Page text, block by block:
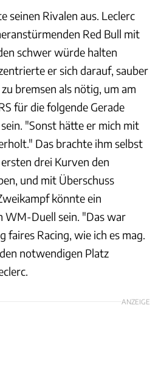
seinen Rivalen aus. Leclerc
Red Bull mit
schwer würde halten
er sich darauf, sauber
bremsen als nötig, um am
für die folgende Gerade
"Sonst hätte er mich mit
Das brachte ihm selbst
drei Kurven den
und mit Überschuss
könnte ein
WM-Duell sein. "Das war
faires Racing, wie ich es mag.
notwendigen Platz
ANZEIGE